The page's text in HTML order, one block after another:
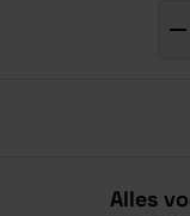
Alles